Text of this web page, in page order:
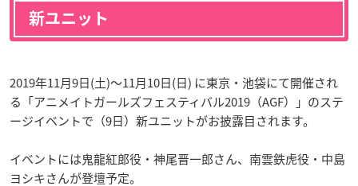
新ユニット
2019年11月9日(土)～11月10日(日) に東京・池袋にて開催され
る「アニメイトガールズフェスティバル2019（AGF）」のステ
ージイベントで（9日）新ユニットがお披露目されます。
イベントには鬼龍紅郎役・神尾晋一郎さん、南雲鉄虎役・中島
ヨシキさんが登壇予定。